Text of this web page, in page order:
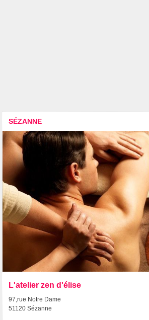
SÉZANNE
L'atelier zen d'élise
97,rue Notre Dame
51120 Sézanne